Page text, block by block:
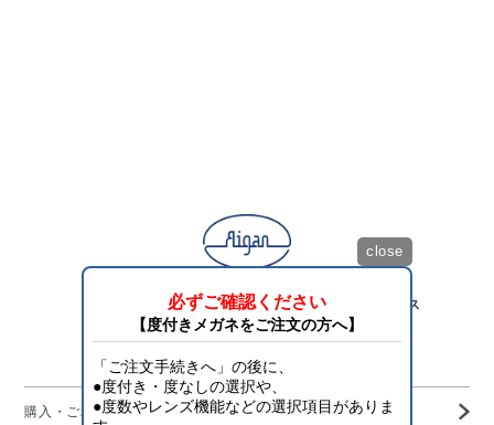
「目を護り、将来を守る」アイスタイリング・サービス
Aigan Official Online Shop
購入・ご利用ガイド
close